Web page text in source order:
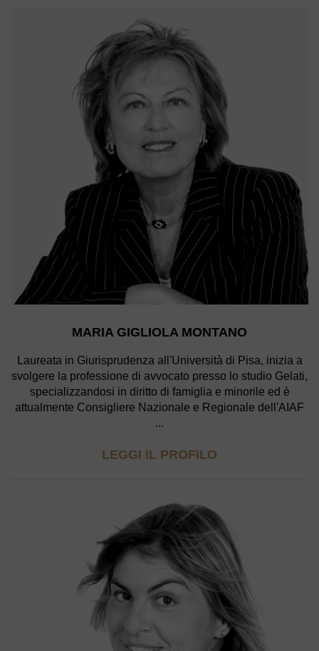
MARIA GIGLIOLA MONTANO
Laureata in Giurisprudenza all'Università di Pisa, inizia a
svolgere la professione di avvocato presso lo studio Gelati,
specializzandosi in diritto di famiglia e minorile ed è
attualmente Consigliere Nazionale e Regionale dell'AIAF
...
LEGGI IL PROFILO